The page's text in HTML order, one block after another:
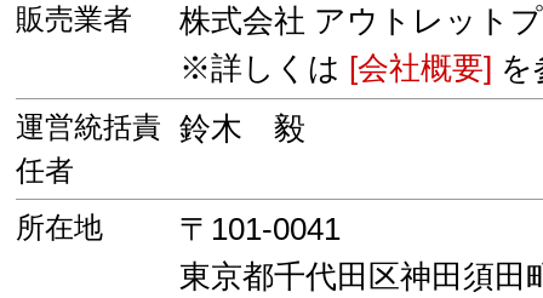
販売業者
株式会社 アウトレット
※詳しくは [会社概要] を
運営統括責
任者
鈴木 毅
所在地
〒101-0041
東京都千代田区神田須田